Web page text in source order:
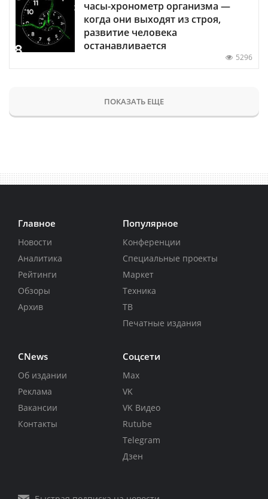
часы-хронометр организма —
когда они выходят из строя,
развитие человека
останавливается
5296
ПОКАЗАТЬ ЕЩЕ
Главное
Новости
Аналитика
Рейтинги
Обзоры
Архив
Популярное
Конференции
Специальные проекты
Маркет
Техника
ТВ
Печатные издания
CNews
Об издании
Реклама
Вакансии
Контакты
Соцсети
Max
VK
VK Видео
Rutube
Telegram
Дзен